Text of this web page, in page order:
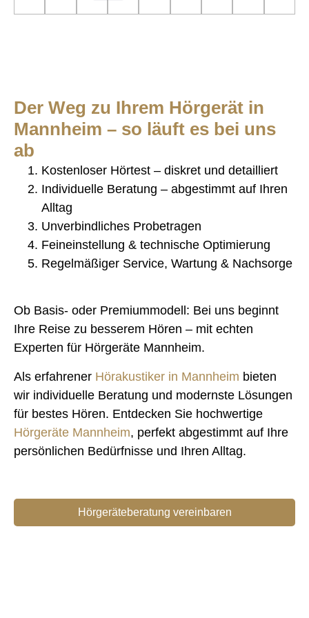
Der Weg zu Ihrem Hörgerät in
Mannheim – so läuft es bei uns
ab
Kostenloser Hörtest – diskret und detailliert
Individuelle Beratung – abgestimmt auf Ihren
Alltag
Unverbindliches Probetragen
Feineinstellung & technische Optimierung
Regelmäßiger Service, Wartung & Nachsorge
Ob Basis- oder Premiummodell: Bei uns beginnt
Ihre Reise zu besserem Hören – mit echten
Experten für Hörgeräte Mannheim.
Als erfahrener Hörakustiker in Mannheim bieten
wir individuelle Beratung und modernste Lösungen
für bestes Hören. Entdecken Sie hochwertige
Hörgeräte Mannheim, perfekt abgestimmt auf Ihre
persönlichen Bedürfnisse und Ihren Alltag.
Hörgeräteberatung vereinbaren